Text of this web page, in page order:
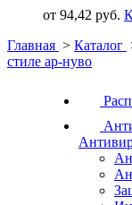
от 94,42 руб.
Главная > Каталог
стиле ар-нуво